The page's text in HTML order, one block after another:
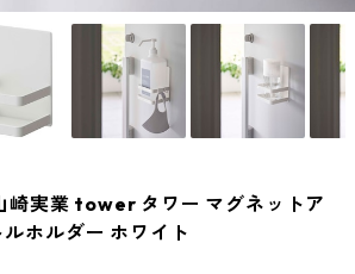
崎実業 tower タワー マグネットア
ホルダー ホワイト